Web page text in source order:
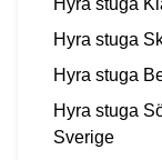
Hyra stuga
Hyra stuga
Hyra stuga
Sverige